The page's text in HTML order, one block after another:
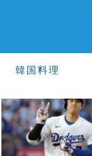
韓国料理